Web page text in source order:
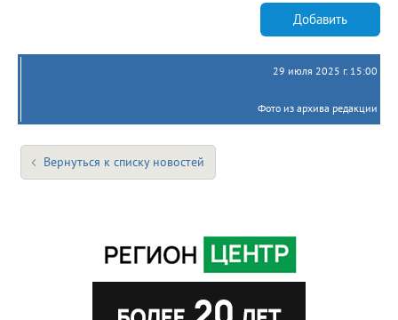
Добавить
29 июля 2025 г. 15:00
Фото из архива редакции
Вернуться к списку новостей